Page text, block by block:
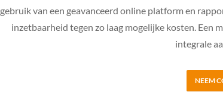
gebruik van een geavanceerd online platform en
inzetbaarheid tegen zo laag mogelijke kosten. Een
integrale
NEEM